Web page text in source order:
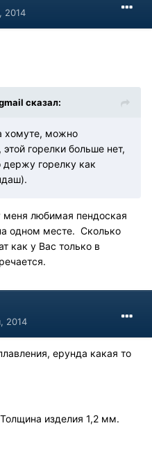
2014
сказал:
хомуте, можно
горелки больше нет,
горелку как
меня любимая пендоская
одном месте. Сколько
как у Вас только в
2014
ерунда какая то
изделия 1,2 мм.